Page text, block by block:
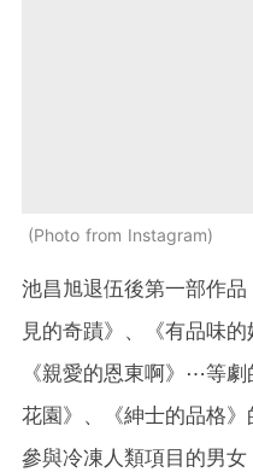
Photo from Instagram
池昌旭退伍後第一部作
見的奇蹟》、《有品味的
《親愛的恩東啊》⋯等
花園》、《紳士的品格
參與冷凍人類項目的男